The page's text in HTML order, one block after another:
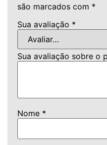
são marcados com *
Sua avaliação *
Sua avaliação sobre o
Nome *